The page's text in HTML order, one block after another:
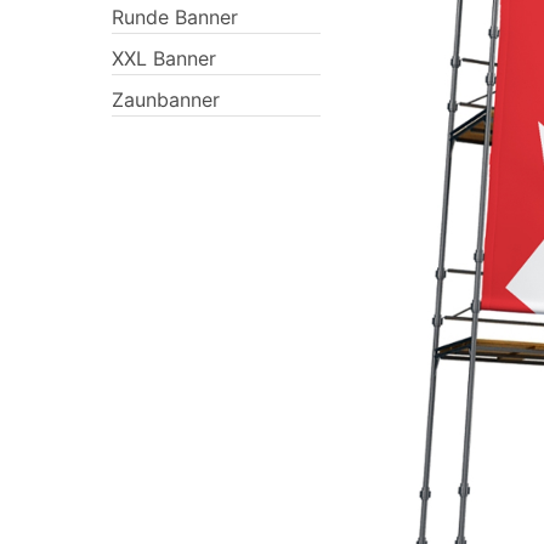
Runde Banner
XXL Banner
Zaunbanner
Previous